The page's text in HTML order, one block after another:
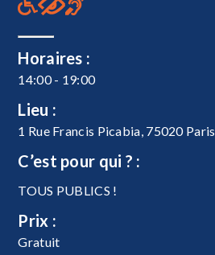
Horaires :
14:00 - 19:00
Lieu :
1 Rue Francis Picabia, 75020 Paris
C’est pour qui ? :
TOUS PUBLICS !
Prix :
Gratuit